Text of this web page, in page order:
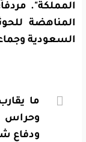
المملكة".
المناهضة
السعودية
ما
وحراس
ودفاع